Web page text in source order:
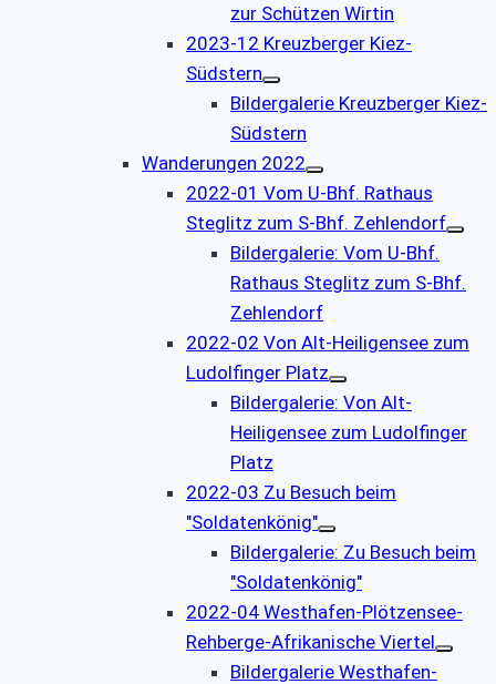
zur Schützen Wirtin
2023-12 Kreuzberger Kiez-
Südstern
Bildergalerie Kreuzberger Kiez-
Südstern
Wanderungen 2022
2022-01 Vom U-Bhf. Rathaus
Steglitz zum S-Bhf. Zehlendorf
Bildergalerie: Vom U-Bhf.
Rathaus Steglitz zum S-Bhf.
Zehlendorf
2022-02 Von Alt-Heiligensee zum
Ludolfinger Platz
Bildergalerie: Von Alt-
Heiligensee zum Ludolfinger
Platz
2022-03 Zu Besuch beim
"Soldatenkönig"
Bildergalerie: Zu Besuch beim
"Soldatenkönig"
2022-04 Westhafen-Plötzensee-
Rehberge-Afrikanische Viertel
Bildergalerie Westhafen-